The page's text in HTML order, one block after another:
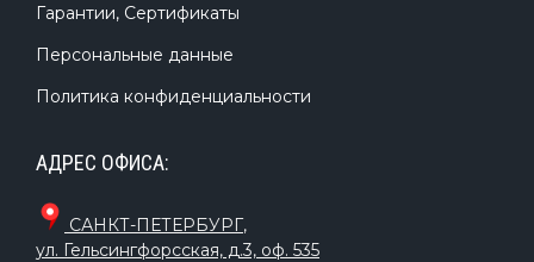
Гарантии, Сертификаты
Персональные данные
Политика конфиденциальности
АДРЕС ОФИСА:
САНКТ-ПЕТЕРБУРГ,
ул. Гельсингфорсская, д.3, оф. 535